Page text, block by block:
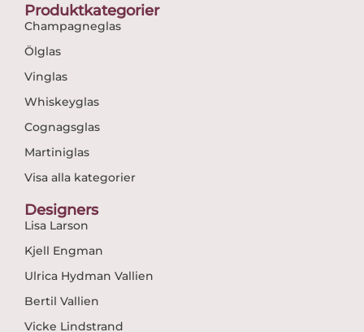
Produktkategorier
Champagneglas
Ölglas
Vinglas
Whiskeyglas
Cognagsglas
Martiniglas
Visa alla kategorier
Designers
Lisa Larson
Kjell Engman
Ulrica Hydman Vallien
Bertil Vallien
Vicke Lindstrand